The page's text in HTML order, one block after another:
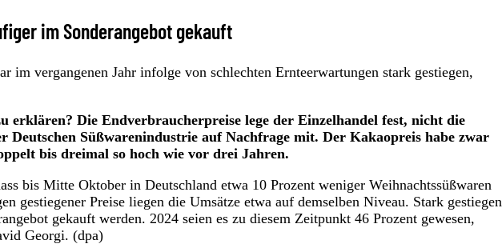
im Sonderangebot gekauft
im vergangenen Jahr infolge von schlechten Ernteerwartungen stark gestiegen,
erklären? Die Endverbraucherpreise lege der Einzelhandel fest, nicht die
Deutschen Süßwarenindustrie auf Nachfrage mit. Der Kakaopreis habe zwar
bis dreimal so hoch wie vor drei Jahren.
bis Mitte Oktober in Deutschland etwa 10 Prozent weniger Weihnachtssüßwaren
gestiegener Preise liegen die Umsätze etwa auf demselben Niveau. Stark gestiegen
gekauft werden. 2024 seien es zu diesem Zeitpunkt 46 Prozent gewesen,
Georgi. (dpa)